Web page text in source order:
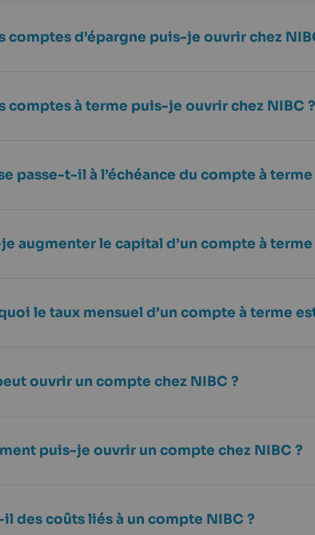
comptes d’épargne puis-je ouvrir chez
comptes à terme puis-je ouvrir chez NIBC ?
passe-t-il à l’échéance du compte à terme
augmenter le capital d’un compte à terme
le taux mensuel d’un compte à terme
ouvrir un compte chez NIBC ?
puis-je ouvrir un compte chez NIBC ?
des coûts liés à un compte NIBC ?